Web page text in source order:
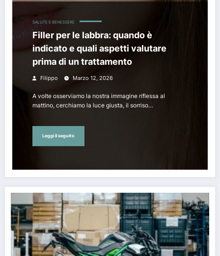
SALUTE E BENESSERE
Filler per le labbra: quando è
indicato e quali aspetti valutare
prima di un trattamento
Filippo Marzo 12, 2026
A volte osserviamo la nostra immagine riflessa al
mattino, cerchiamo la luce giusta, il sorriso…
Leggi il seguito